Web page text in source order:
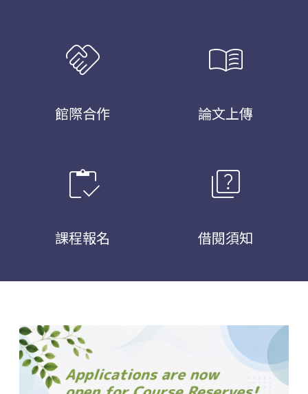
handshake
館際合作
menu_book
論文上傳
inventory
課程報名
quiz
借閱須知